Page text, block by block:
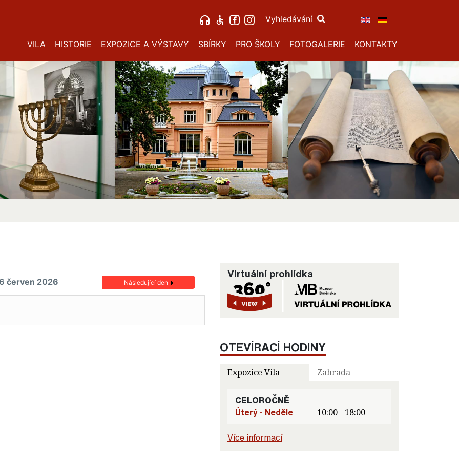
Vyhledávání
VILA HISTORIE EXPOZICE A VÝSTAVY SBÍRKY PRO ŠKOLY FOTOGALERIE KONTAKTY
červen 2026 Následující den
Virtuální prohlídka
OTEVÍRACÍ HODINY
Expozice Vila Zahrada
CELOROČNĚ
Úterý - Neděle
10:00 - 18:00
Více informací